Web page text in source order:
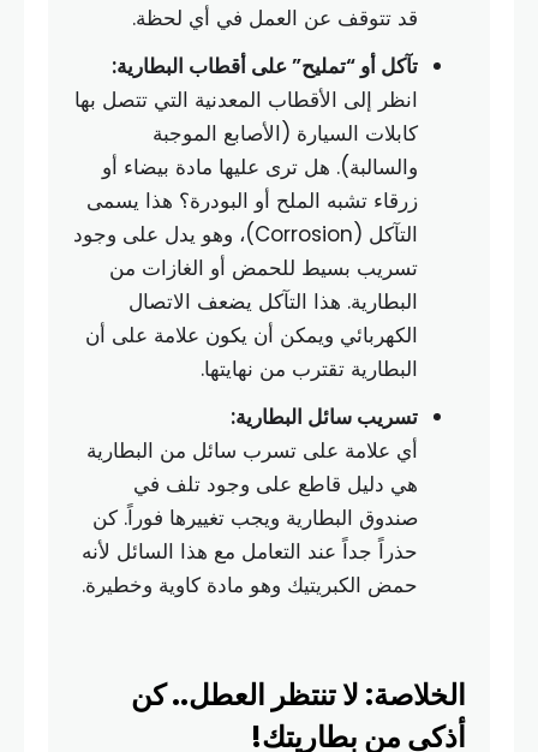
قد تتوقف عن العمل في أي لحظة.
تآكل أو “تمليح” على أقطاب البطارية:
انظر إلى الأقطاب المعدنية التي تتصل بها
كابلات السيارة (الأصابع الموجبة
والسالبة). هل ترى عليها مادة بيضاء أو
زرقاء تشبه الملح أو البودرة؟ هذا يسمى
التآكل (Corrosion)، وهو يدل على وجود
تسريب بسيط للحمض أو الغازات من
البطارية. هذا التآكل يضعف الاتصال
الكهربائي ويمكن أن يكون علامة على أن
البطارية تقترب من نهايتها.
تسريب سائل البطارية:
أي علامة على تسرب سائل من البطارية
هي دليل قاطع على وجود تلف في
صندوق البطارية ويجب تغييرها فوراً. كن
حذراً جداً عند التعامل مع هذا السائل لأنه
حمض الكبريتيك وهو مادة كاوية وخطيرة.
الخلاصة: لا تنتظر العطل.. كن
أذكى من بطاريتك!